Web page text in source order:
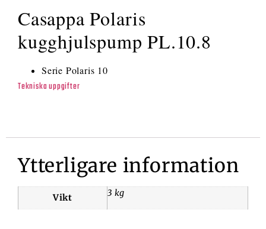
Casappa Polaris
kugghjulspump PL.10.8
Serie Polaris 10
Tekniska uppgifter
Ytterligare information
Vikt 3 kg